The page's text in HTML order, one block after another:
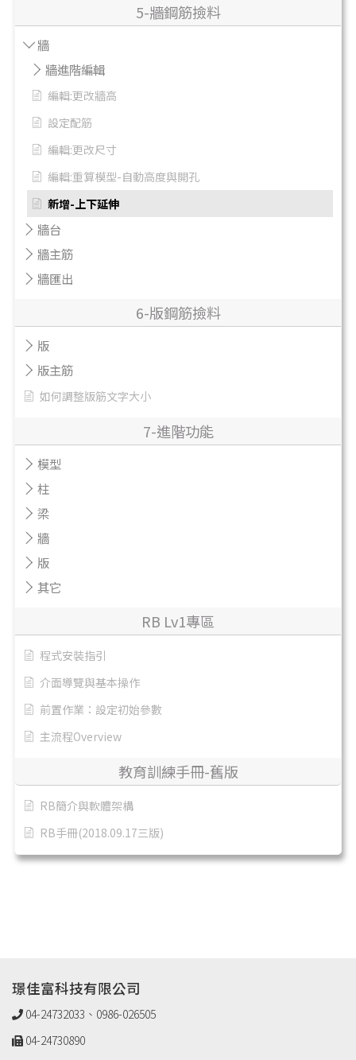
5-牆鋼筋撿料
牆
牆進階編輯
編輯:更改牆高
設定配筋
編輯:更改尺寸
編輯:重算模型-自動高度與開孔
新增-上下延伸
牆台
牆主筋
牆匯出
6-版鋼筋撿料
版
版主筋
如何調整版筋文字大小
7-進階功能
模型
柱
梁
牆
版
其它
RB Lv1專區
程式安裝指引
介面導覽與基本操作
前置作業：設定初始參數
主流程Overview
教育訓練手冊-舊版
RB簡介與軟體架構
RB手冊(2018.09.17三版)
璟佳富科技有限公司
04-24732033、0986-026505
04-24730890